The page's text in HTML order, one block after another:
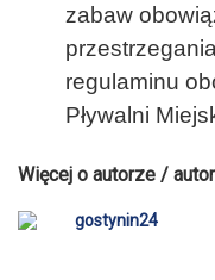
zabaw
regulaminu
Pływalni
Więcej o autorze /
gostynin24